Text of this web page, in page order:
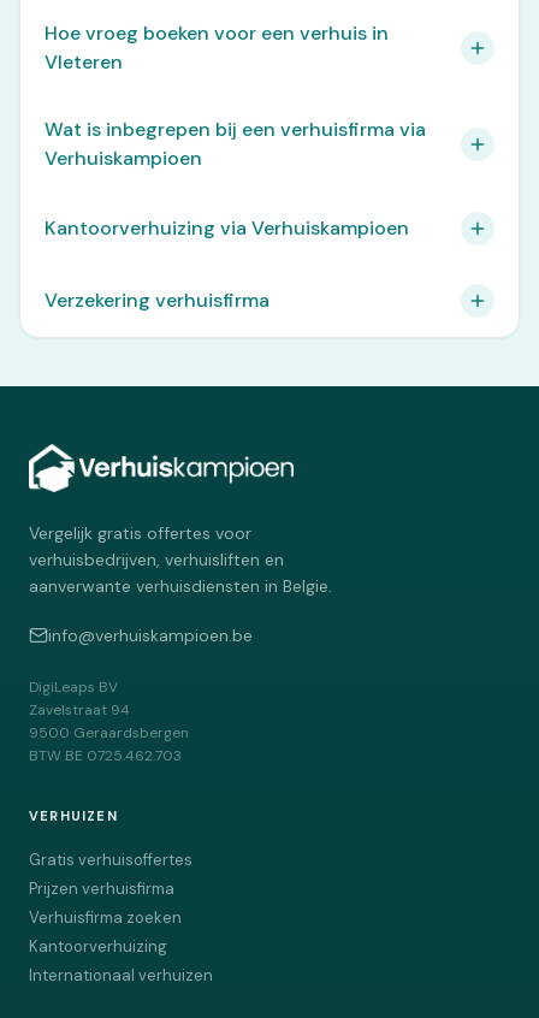
Hoe vroeg boeken voor een verhuis in
Vleteren
Wat is inbegrepen bij een verhuisfirma via
Verhuiskampioen
Kantoorverhuizing via Verhuiskampioen
Verzekering verhuisfirma
Vergelijk gratis offertes voor
verhuisbedrijven, verhuisliften en
aanverwante verhuisdiensten in Belgie.
info@verhuiskampioen.be
DigiLeaps BV
Zavelstraat 94
9500 Geraardsbergen
BTW BE 0725.462.703
VERHUIZEN
Gratis verhuisoffertes
Prijzen verhuisfirma
Verhuisfirma zoeken
Kantoorverhuizing
Internationaal verhuizen